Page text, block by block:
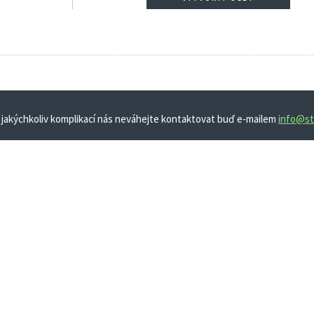
jakýchkoliv komplikací nás neváhejte kontaktovat buď e-mailem